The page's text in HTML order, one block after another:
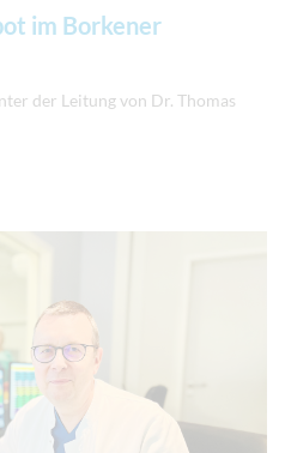
im Borkener
der Leitung von Dr. Thomas